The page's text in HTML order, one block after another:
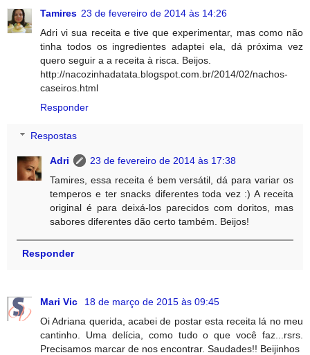
Tamires 23 de fevereiro de 2014 às 14:26
Adri vi sua receita e tive que experimentar, mas como não
tinha todos os ingredientes adaptei ela, dá próxima vez
quero seguir a a receita à risca. Beijos.
http://nacozinhadatata.blogspot.com.br/2014/02/nachos-
caseiros.html
Responder
Respostas
Adri
23 de fevereiro de 2014 às 17:38
Tamires, essa receita é bem versátil, dá para variar os
temperos e ter snacks diferentes toda vez :) A receita
original é para deixá-los parecidos com doritos, mas
sabores diferentes dão certo também. Beijos!
Responder
Mari Vic
18 de março de 2015 às 09:45
Oi Adriana querida, acabei de postar esta receita lá no meu
cantinho. Uma delícia, como tudo o que você faz...rsrs.
Precisamos marcar de nos encontrar. Saudades!! Beijinhos